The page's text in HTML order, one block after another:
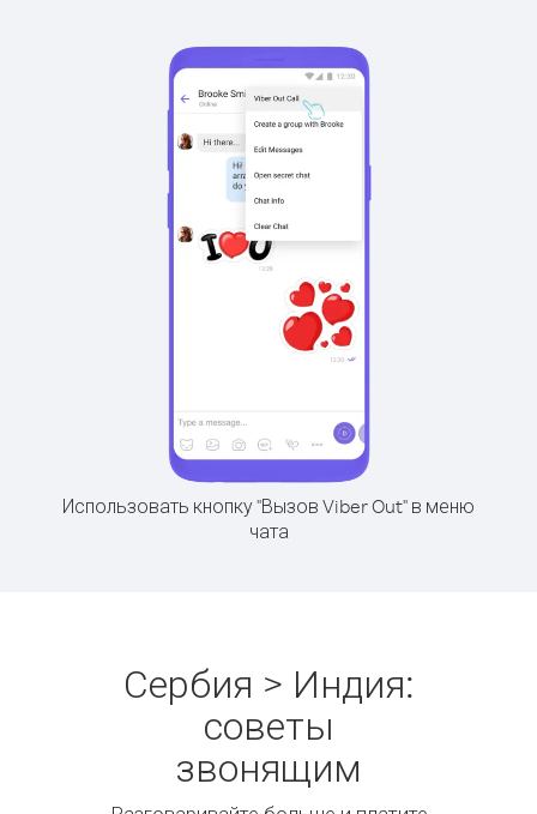
Использовать кнопку "Вызов Viber Out" в меню
чата
Сербия > Индия:
советы
звонящим